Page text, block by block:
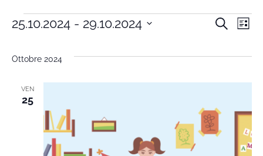
viste
Cerca
Lista
25.10.2024 - 29.10.2024
la
Ottobre 2024
VEN
25